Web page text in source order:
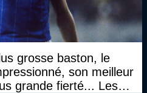
grosse baston, le
son meilleur
grande fierté... Les